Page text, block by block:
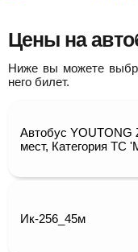
Цены на
Ниже вы можете
него билет.
Автобус YOUTONG
мест, Категория ТС
Ик-256_45м